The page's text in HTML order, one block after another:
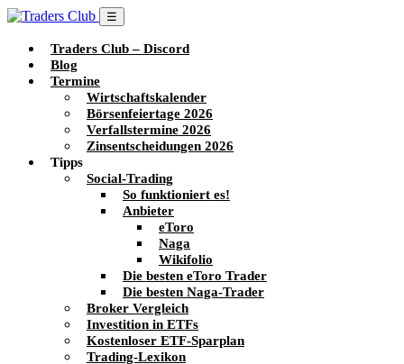
☰
Traders Club – Discord
Blog
Termine
Wirtschaftskalender
Börsenfeiertage 2026
Verfallstermine 2026
Zinsentscheidungen 2026
Tipps
Social-Trading
So funktioniert es!
Anbieter
eToro
Naga
Wikifolio
Die besten eToro Trader
Die besten Naga-Trader
Broker Vergleich
Investition in ETFs
Kostenloser ETF-Sparplan
Trading-Lexikon